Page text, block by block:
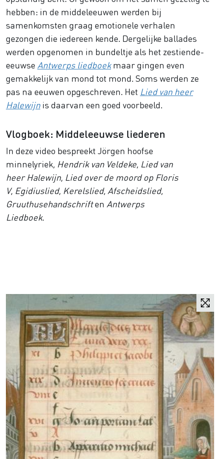
hebben: in de middeleeuwen werden bij
samenkomsten graag emotionele verhalen
gezongen die iedereen kende. Dergelijke ballades
werden opgenomen in bundeltje als het zestiende-
eeuwse Antwerps liedboekmaar gingen even
gemakkelijk van mond tot mond. Soms werden ze
pas na eeuwen opgeschreven. Het Lied van heer
Halewijnis daarvan een goed voorbeeld.
Vlogboek: Middeleeuwse liederen
In deze video bespreekt Jörgen hoofse
minnelyriek, Hendrik van Veldeke Lied van
heer Halewijn, Lied over de moord op Floris
V, Egidiuslied, Kerelslied, Afscheidslied,
Gruuthusehandschriften Antwerps
Liedboek.